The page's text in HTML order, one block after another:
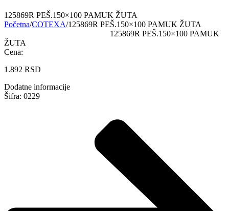
125869R PEŠ.150×100 PAMUK ŽUTA
Početna/COTEXA/125869R PEŠ.150×100 PAMUK ŽUTA
125869R PEŠ.150×100 PAMUK
ŽUTA
Cena:
1.892 RSD
Dodatne informacije
Šifra: 0229